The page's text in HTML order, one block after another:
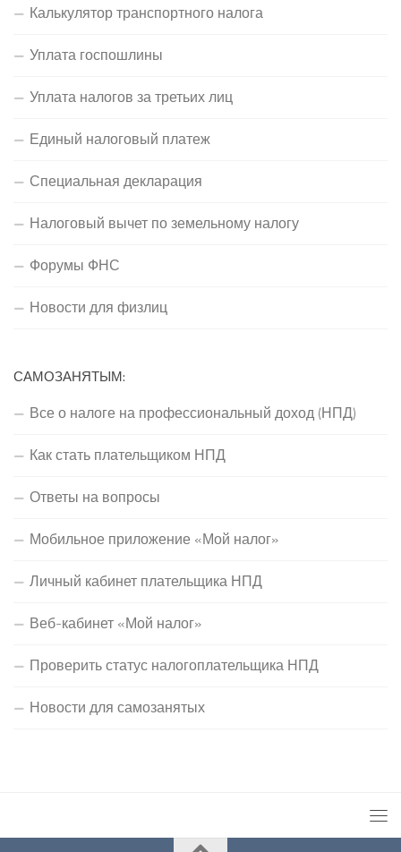
Калькулятор транспортного налога
Уплата госпошлины
Уплата налогов за третьих лиц
Единый налоговый платеж
Специальная декларация
Налоговый вычет по земельному налогу
Форумы ФНС
Новости для физлиц
САМОЗАНЯТЫМ:
Все о налоге на профессиональный доход (НПД)
Как стать плательщиком НПД
Ответы на вопросы
Мобильное приложение «Мой налог»
Личный кабинет плательщика НПД
Веб-кабинет «Мой налог»
Проверить статус налогоплательщика НПД
Новости для самозанятых